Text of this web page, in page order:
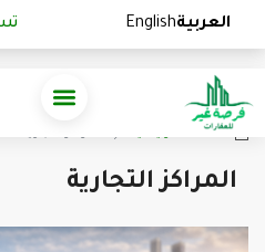
العربيةEnglishالعربيةEnglish
الصفحة الرئيسية
المراكز التجارية